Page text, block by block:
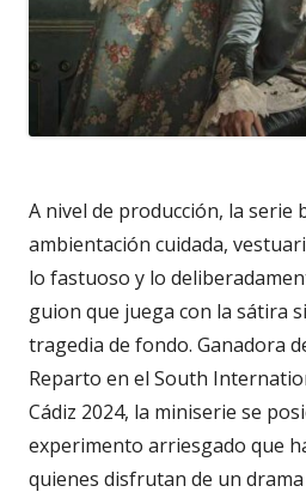
A nivel de producción, la serie
ambientación cuidada,
lo fastuoso y lo
guion que juega con la sátira
tragedia de fondo. Ganadora
Reparto en el South
Cádiz 2024, la miniserie se
experimento arriesgado que
quienes disfrutan de un